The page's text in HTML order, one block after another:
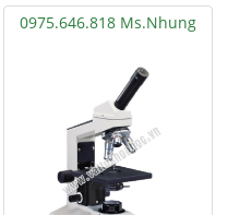
0975.646.818 Ms.Nhung